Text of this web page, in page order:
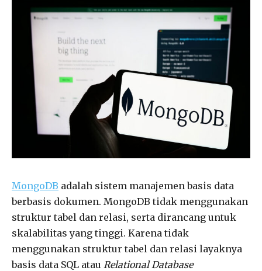
MongoDB adalah sistem manajemen basis data
berbasis dokumen. MongoDB tidak menggunakan
struktur tabel dan relasi, serta dirancang untuk
skalabilitas yang tinggi. Karena tidak
menggunakan struktur tabel dan relasi layaknya
basis data SQL atau Relational Database